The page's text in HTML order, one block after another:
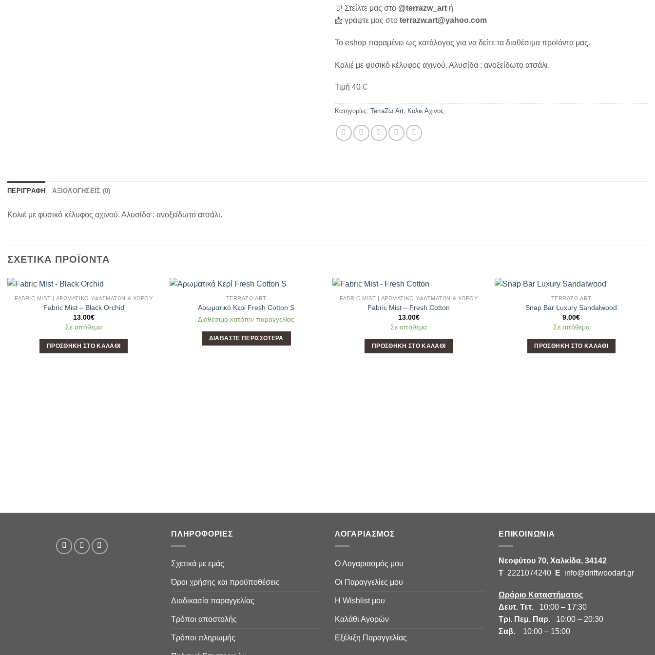
💬 Στείλτε μας στο @terrazw_art ή
📩 γράψτε μας στο terrazw.art@yahoo.com
Το eshop παραμένει ως κατάλογος για να δείτε τα διαθέσιμα προϊόντα μας.
Κολιέ με φυσικό κέλυφος αχινού. Αλυσίδα : ανοξείδωτο ατσάλι.
Τιμή 40 €
Κατηγορίες: TerraΖω Art, Κολιε Αχινος
ΠΕΡΙΓΡΑΦΉ ΑΞΙΟΛΟΓΉΣΕΙΣ (0)
Κολιέ με φυσικό κέλυφος αχινού. Αλυσίδα : ανοξείδωτο ατσάλι.
ΣΧΕΤΙΚΆ ΠΡΟΪΌΝΤΑ
FABRIC MIST | ΑΡΩΜΑΤΙΚΌ ΥΦΑΣΜΆΤΩΝ & ΧΏΡΟΥ
Fabric Mist – Black Orchid
13.00€
Σε απόθεμα
ΠΡΟΣΘΉΚΗ ΣΤΟ ΚΑΛΆΘΙ
TERRAΖΩ ART
Αρωματικό Κερί Fresh Cotton S
Διαθέσιμο κατόπιν παραγγελίας
ΔΙΑΒΆΣΤΕ ΠΕΡΙΣΣΌΤΕΡΑ
FABRIC MIST | ΑΡΩΜΑΤΙΚΌ ΥΦΑΣΜΆΤΩΝ & ΧΏΡΟΥ
Fabric Mist – Fresh Cotton
13.00€
Σε απόθεμα
ΠΡΟΣΘΉΚΗ ΣΤΟ ΚΑΛΆΘΙ
TERRAΖΩ ART
Snap Bar Luxury Sandalwood
9.00€
Σε απόθεμα
ΠΡΟΣΘΉΚΗ ΣΤΟ ΚΑΛΆΘΙ
ΠΛΗΡΟΦΟΡΙΕΣ
Σχετικά με εμάς
Όροι χρήσης και προϋποθέσεις
Διαδικασία παραγγελίας
Τρόποι αποστολής
Τρόποι πληρωμής
ΛΟΓΑΡΙΑΣΜΟΣ
Ο Λογαριασμός μου
Οι Παραγγελίες μου
Η Wishlist μου
Καλάθι Αγορών
Εξέλιξη Παραγγελίας
ΕΠΙΚΟΙΝΩΝΙΑ
Νεοφύτου 70, Χαλκίδα, 34142
Τ 2221074240 E info@driftwoodart.gr
Ωράριο Καταστήματος
Δευτ. Τετ. 10:00 – 17:30
Τρι. Πεμ. Παρ. 10:00 – 20:30
Σαβ. 10:00 – 15:00